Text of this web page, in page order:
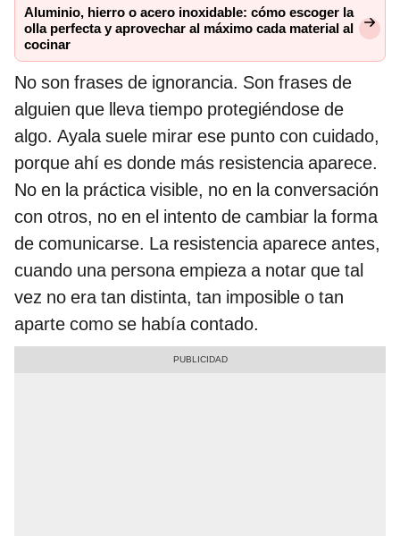
Aluminio, hierro o acero inoxidable: cómo escoger la
olla perfecta y aprovechar al máximo cada material al
cocinar
No son frases de ignorancia. Son frases de
alguien que lleva tiempo protegiéndose de
algo. Ayala suele mirar ese punto con cuidado,
porque ahí es donde más resistencia aparece.
No en la práctica visible, no en la conversación
con otros, no en el intento de cambiar la forma
de comunicarse. La resistencia aparece antes,
cuando una persona empieza a notar que tal
vez no era tan distinta, tan imposible o tan
aparte como se había contado.